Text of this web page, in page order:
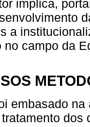
implica,
a
no campo da
embasado